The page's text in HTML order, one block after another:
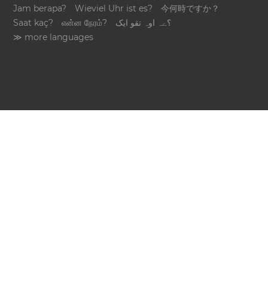
Jam berapa?
Wieviel Uhr ist es?
今何時ですか？
Saat kaç?
என்ன நேரம்?
؟ےہ اوہ تقو ایک
≫ more languages